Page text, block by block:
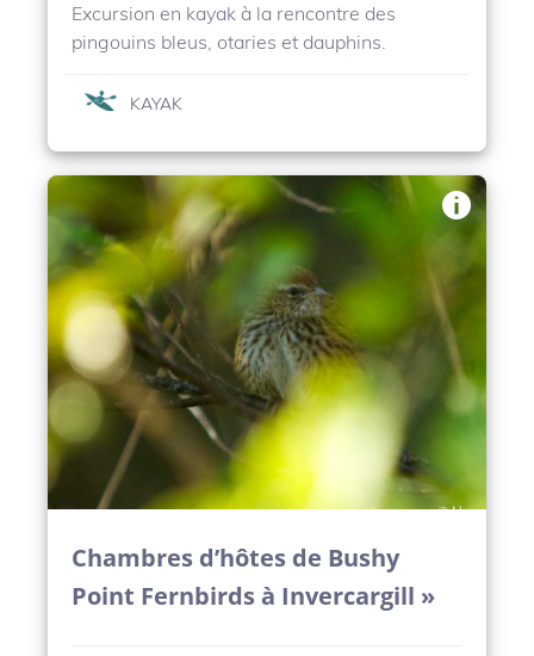
Excursion en kayak à la rencontre des
pingouins bleus, otaries et dauphins.
KAYAK
Chambres d’hôtes de Bushy
Point Fernbirds à Invercargill »